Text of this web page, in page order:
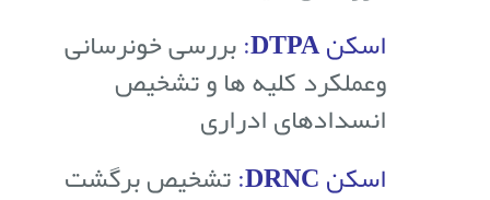
اسکن DTPA:
بررسی خونرسانی
وعملکرد کلیه ها و تشخیص
انسدادهای ادراری
اسکن DRNC:
تشخیص برگشت